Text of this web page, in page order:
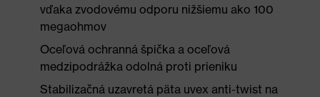
vďaka zvodovému odporu nižšiemu ako 100
megaohmov
Oceľová ochranná špička a oceľová
medzipodrážka odolná proti prieniku
Stabilizačná uzavretá päta uvex anti-twist na